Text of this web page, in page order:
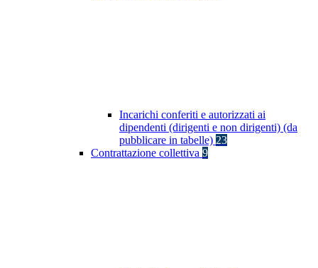
Incarichi conferiti e autorizzati ai
dipendenti (dirigenti e non dirigenti) (da
pubblicare in tabelle) 23
Contrattazione collettiva 9